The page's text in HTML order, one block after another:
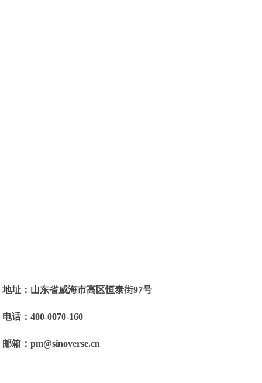
地址： 山东省威海市高区恒泰街97号
电话： 400-0070-160
邮箱： pm@sinoverse.cn